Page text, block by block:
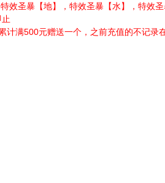
效圣暴【地】，特效圣暴【水】，特效圣
计满500元赠送一个，之前充值的不记录